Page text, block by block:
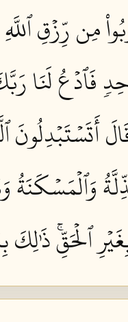
مِن رِّزۡقِ
فَٱدۡعُ لَنَا
أَتَسۡتَبۡدِلُونَ
وَٱلۡمَسۡكَنَةُ
ٱلۡحَقِّۚ ذَٰلِكَ